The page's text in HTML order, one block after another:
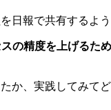
日報で共有するよう
の精度を上げるた
か、実践してみて